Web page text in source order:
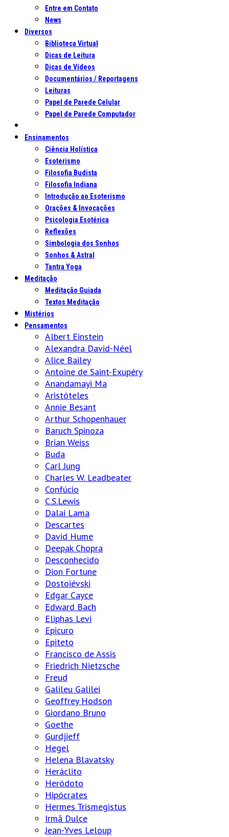
Entre em Contato
News
Diversos
Biblioteca Virtual
Dicas de Leitura
Dicas de Vídeos
Documentários / Reportagens
Leituras
Papel de Parede Celular
Papel de Parede Computador
Ensinamentos
Ciência Holística
Esoterismo
Filosofia Budista
Filosofia Indiana
Introdução ao Esoterismo
Orações & Invocações
Psicologia Esotérica
Reflexões
Simbologia dos Sonhos
Sonhos & Astral
Tantra Yoga
Meditação
Meditação Guiada
Textos Meditação
Mistérios
Pensamentos
Albert Einstein
Alexandra David-Néel
Alice Bailey
Antoine de Saint-Exupéry
Anandamayi Ma
Aristóteles
Annie Besant
Arthur Schopenhauer
Baruch Spinoza
Brian Weiss
Buda
Carl Jung
Charles W. Leadbeater
Confúcio
C.S.Lewis
Dalai Lama
Descartes
David Hume
Deepak Chopra
Desconhecido
Dion Fortune
Dostoiévski
Edgar Cayce
Edward Bach
Eliphas Levi
Epicuro
Epiteto
Francisco de Assis
Friedrich Nietzsche
Freud
Galileu Galilei
Geoffrey Hodson
Giordano Bruno
Goethe
Gurdjieff
Hegel
Helena Blavatsky
Heráclito
Heródoto
Hipócrates
Hermes Trismegistus
Irmã Dulce
Jean-Yves Leloup